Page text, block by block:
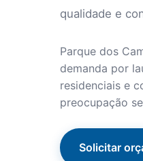
qualidade e
Parque dos
demanda por
residenciais e
preocupação
Solicitar